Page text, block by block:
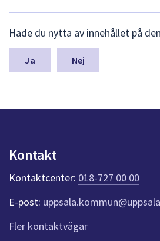
ä
m
a
n
k
t
e
r
f
ö
r
Hade du nytta av innehållet på
Nej
Kontakt
Kontaktcenter: 018-727 00 00
E-post:
Fler kontaktvägar